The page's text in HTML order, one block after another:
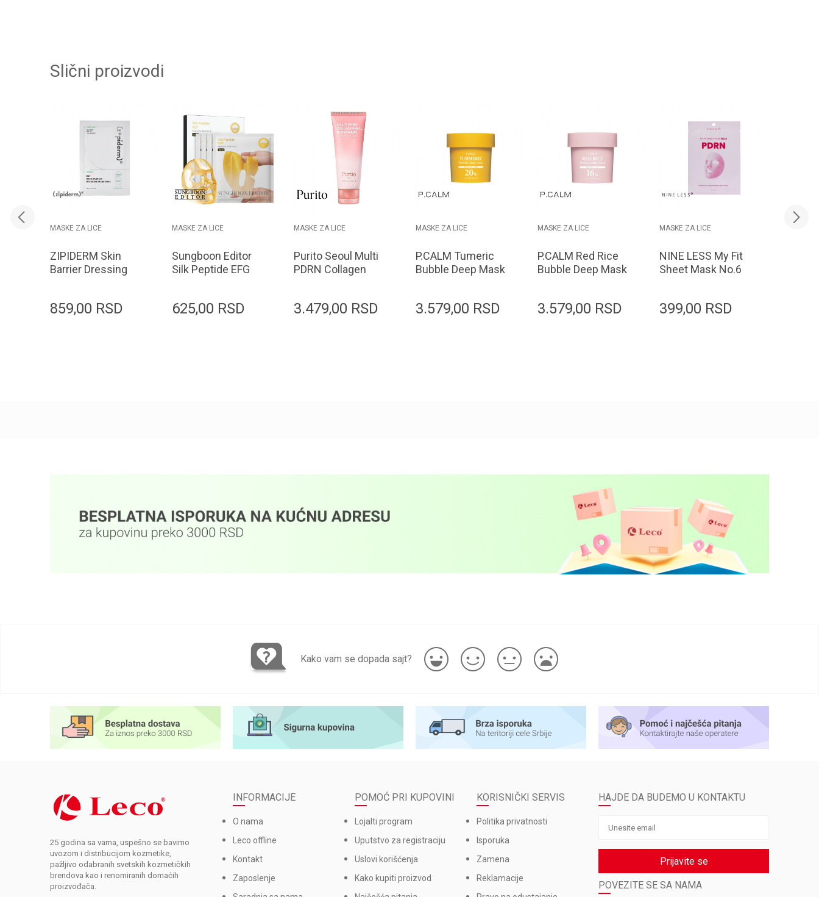
Slični proizvodi
MASKE ZA LICE
ZIPIDERM Skin
Barrier Dressing
859,00 RSD
MASKE ZA LICE
Sungboon Editor
Silk Peptide EFG
625,00 RSD
MASKE ZA LICE
Purito Seoul Multi
PDRN Collagen
3.479,00 RSD
MASKE ZA LICE
P.CALM Tumeric
Bubble Deep Mask
3.579,00 RSD
MASKE ZA LICE
P.CALM Red Rice
Bubble Deep Mask
3.579,00 RSD
MASKE ZA LICE
NINE LESS My Fit
Sheet Mask No.6
399,00 RSD
Kako vam se dopada sajt?
25 godina sa vama, uspešno se bavimo
uvozom i distribucijom kozmetike,
pažljivo odabranih svetskih kozmetičkih
brendova kao i renomiranih domaćih
proizvođača.
INFORMACIJE
O nama
Leco offline
Kontakt
Zaposlenje
POMOĆ PRI KUPOVINI
Lojalti program
Uputstvo za registraciju
Uslovi korišćenja
Kako kupiti proizvod
KORISNIČKI SERVIS
Politika privatnosti
Isporuka
Zamena
Reklamacije
HAJDE DA BUDEMO U KONTAKTU
Prijavite se
POVEZITE SE SA NAMA